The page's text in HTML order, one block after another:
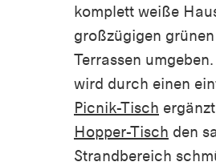
komplett weiße
großzügigen
Terrassen
wird durch einen
Picnik-Tisch
Hopper-Tisch den
Strandbereich